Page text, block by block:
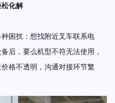
化解
困扰：想找附近叉车联系电
后，要么机型不符无法使用，
格不透明，沟通对接环节繁